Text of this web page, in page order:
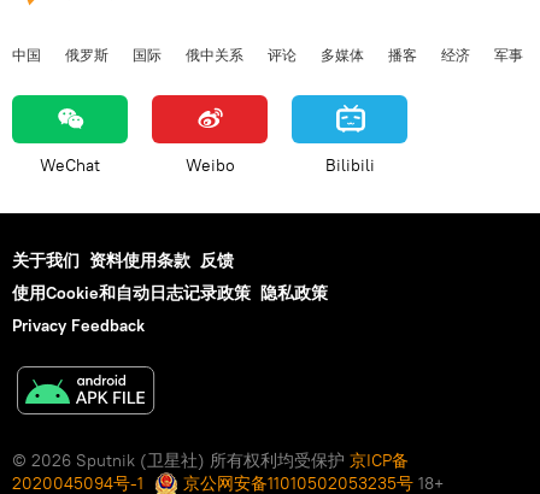
中国 俄罗斯 国际 俄中关系 评论 多媒体 播客 经济 军事
WeChat Weibo Bilibili
关于我们 资料使用条款 反馈
使用Cookie和自动日志记录政策 隐私政策
Privacy Feedback
© 2026 Sputnik (卫星社) 所有权利均受保护 京ICP备
2020045094号-1
京公网安备11010502053235号 18+